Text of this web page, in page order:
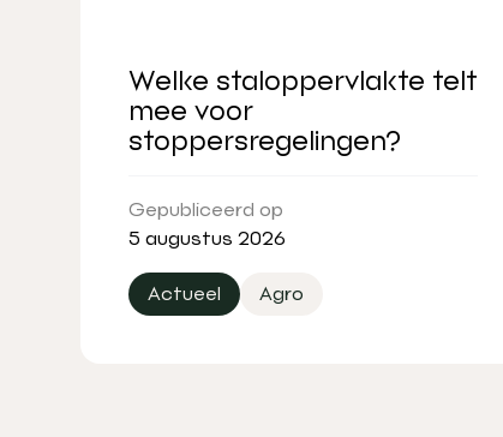
Welke staloppervlakte telt
mee voor
stoppersregelingen?
Gepubliceerd op
5 augustus 2026
Actueel Agro